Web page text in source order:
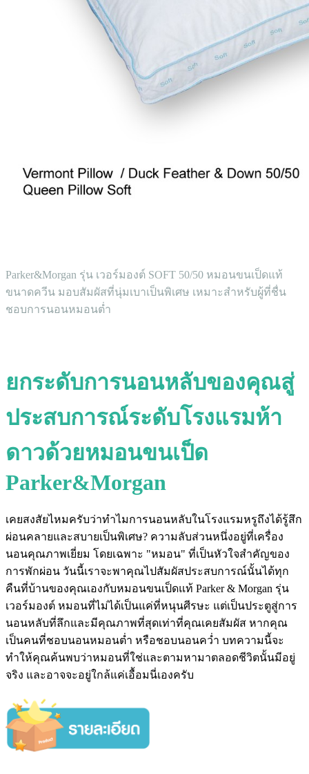
Parker&Morgan รุ่น เวอร์มองต์ SOFT 50/50 หมอนขนเป็ดแท้
ขนาดควีน มอบสัมผัสที่นุ่มเบาเป็นพิเศษ เหมาะสำหรับผู้ที่ชื่น
ชอบการนอนหมอนต่ำ
ยกระดับการนอนหลับของคุณสู่
ประสบการณ์ระดับโรงแรมห้า
ดาวด้วยหมอนขนเป็ด
Parker&Morgan
เคยสงสัยไหมครับว่าทำไมการนอนหลับในโรงแรมหรูถึงได้รู้สึก
ผ่อนคลายและสบายเป็นพิเศษ? ความลับส่วนหนึ่งอยู่ที่เครื่อง
นอนคุณภาพเยี่ยม โดยเฉพาะ "หมอน" ที่เป็นหัวใจสำคัญของ
การพักผ่อน วันนี้เราจะพาคุณไปสัมผัสประสบการณ์นั้นได้ทุก
คืนที่บ้านของคุณเองกับหมอนขนเป็ดแท้ Parker & Morgan รุ่น
เวอร์มองต์ หมอนที่ไม่ได้เป็นแค่ที่หนุนศีรษะ แต่เป็นประตูสู่การ
นอนหลับที่ลึกและมีคุณภาพที่สุดเท่าที่คุณเคยสัมผัส หากคุณ
เป็นคนที่ชอบนอนหมอนต่ำ หรือชอบนอนคว่ำ บทความนี้จะ
ทำให้คุณค้นพบว่าหมอนที่ใช่และตามหามาตลอดชีวิตนั้นมีอยู่
จริง และอาจจะอยู่ใกล้แค่เอื้อมนี่เองครับ